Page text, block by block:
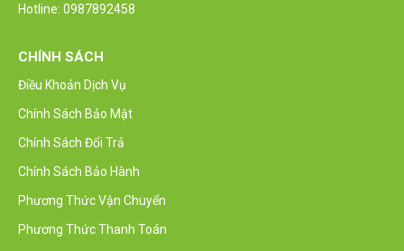
Hotline: 0987892458
CHÍNH SÁCH
Điều Khoản Dịch Vụ
Chính Sách Bảo Mật
Chính Sách Đổi Trả
Chính Sách Bảo Hành
Phương Thức Vận Chuyển
Phương Thức Thanh Toán